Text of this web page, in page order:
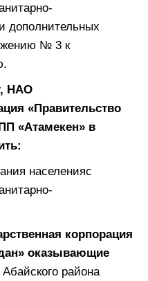
дополнительных
№ 3 к
НАО
«Правительство
«Атамекен» в
населенияс
корпорация
оказывающие
района